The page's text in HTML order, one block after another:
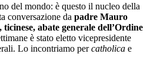
del mondo: è questo il nucleo della
conversazione da padre Mauro
abate generale dell’Ordine
è stato eletto vicepresidente
Lo incontriamo percatholica e